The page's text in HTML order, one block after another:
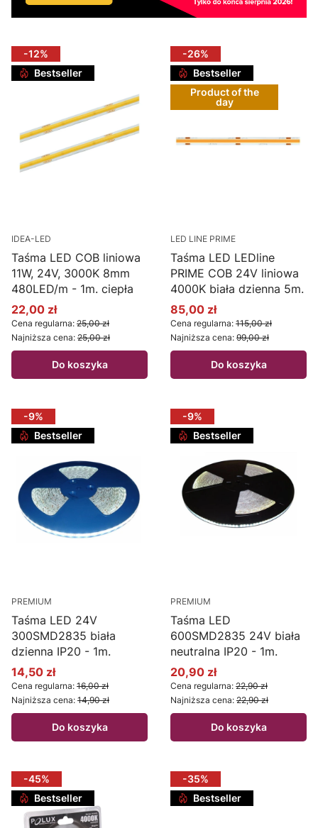
-12%
Bestseller
IDEA-LED
Taśma LED COB liniowa
11W, 24V, 3000K 8mm
480LED/m - 1m. ciepła
Cena promocyjna
22,00 zł
Cena regularna: 25,00 zł
Najniższa cena: 25,00 zł
Do koszyka
-26%
Bestseller
Product of the
day
LED LINE PRIME
Taśma LED LEDline
PRIME COB 24V liniowa
4000K biała dzienna 5m.
Cena promocyjna
85,00 zł
Cena regularna: 115,00 zł
Najniższa cena: 99,00 zł
Do koszyka
-9%
Bestseller
PREMIUM
Taśma LED 24V
300SMD2835 biała
dzienna IP20 - 1m.
Cena promocyjna
14,50 zł
Cena regularna: 16,00 zł
Najniższa cena: 14,90 zł
Do koszyka
-9%
Bestseller
PREMIUM
Taśma LED
600SMD2835 24V biała
neutralna IP20 - 1m.
Cena promocyjna
20,90 zł
Cena regularna: 22,90 zł
Najniższa cena: 22,90 zł
Do koszyka
-45%
Bestseller
-35%
Bestseller